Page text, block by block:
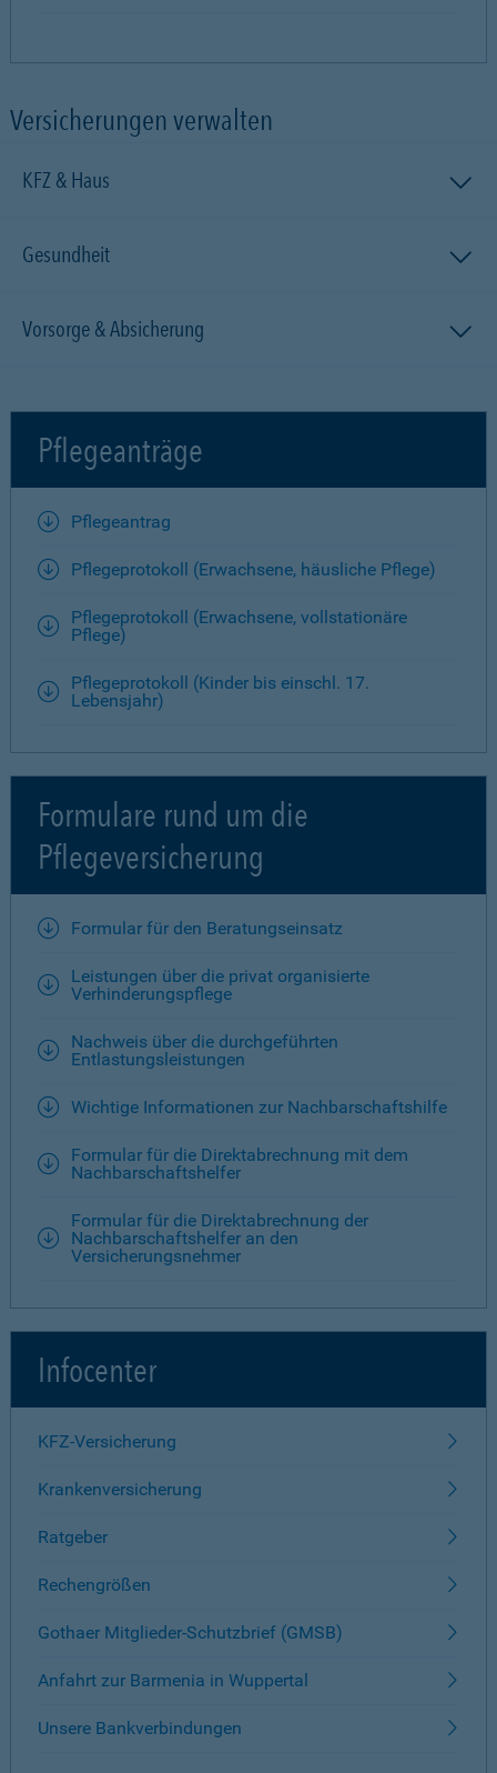
Versicherungen verwalten
KFZ & Haus
Gesundheit
Vorsorge & Absicherung
Pflegeanträge
Pflegeantrag
Pflegeprotokoll (Erwachsene, häusliche Pflege)
Pflegeprotokoll (Erwachsene, vollstationäre
Pflege)
Pflegeprotokoll (Kinder bis einschl. 17.
Lebensjahr)
Formulare rund um die
Pflegeversicherung
Formular für den Beratungseinsatz
Leistungen über die privat organisierte
Verhinderungspflege
Nachweis über die durchgeführten
Entlastungsleistungen
Wichtige Informationen zur Nachbarschaftshilfe
Formular für die Direktabrechnung mit dem
Nachbarschaftshelfer
Formular für die Direktabrechnung der
Nachbarschaftshelfer an den
Versicherungsnehmer
Infocenter
KFZ-Versicherung
Krankenversicherung
Ratgeber
Rechengrößen
Gothaer Mitglieder-Schutzbrief (GMSB)
Anfahrt zur Barmenia in Wuppertal
Unsere Bankverbindungen